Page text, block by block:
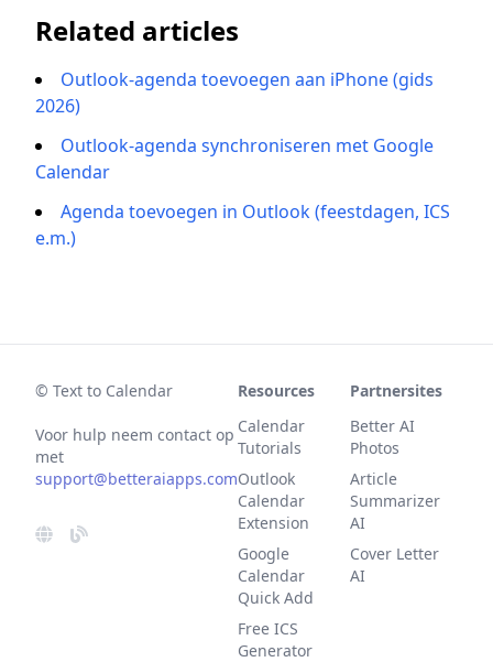
Related articles
Outlook-agenda toevoegen aan iPhone (gids
2026)
Outlook-agenda synchroniseren met Google
Calendar
Agenda toevoegen in Outlook (feestdagen, ICS
e.m.)
© Text to Calendar
Voor hulp neem contact op
met
support@betteraiapps.com
Resources
Calendar
Tutorials
Outlook
Calendar
Extension
Google
Calendar
Quick Add
Free ICS
Generator
Partnersites
Better AI
Photos
Article
Summarizer
AI
Cover Letter
AI